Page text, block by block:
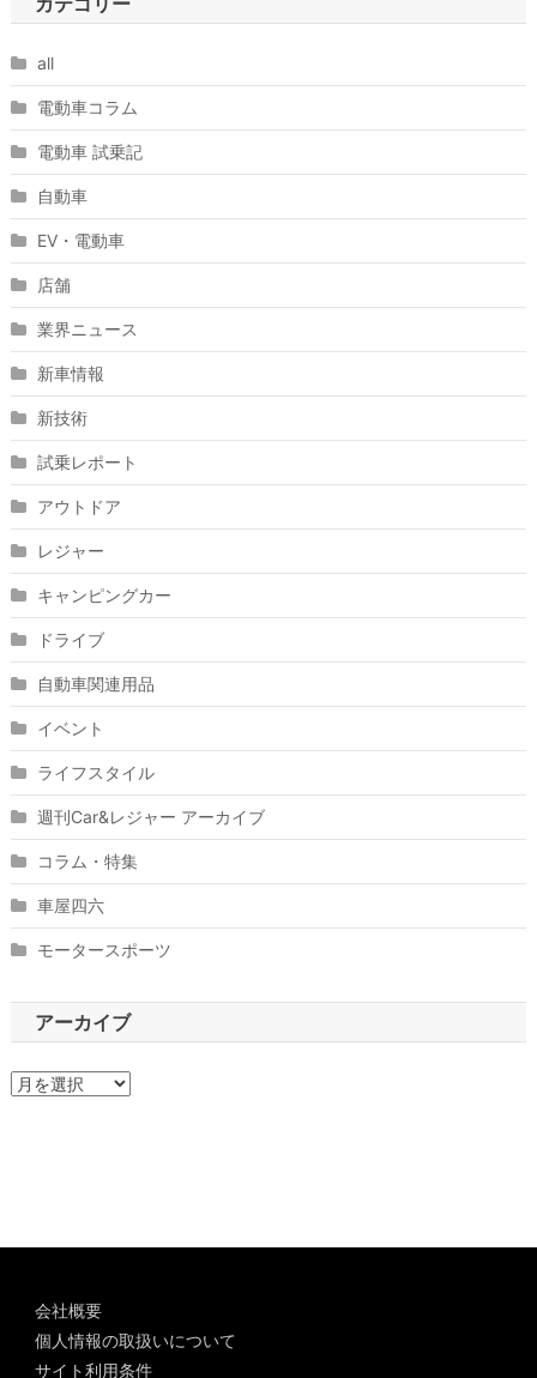
all
電動車コラム
電動車 試乗記
自動車
EV・電動車
店舗
業界ニュース
新車情報
新技術
試乗レポート
アウトドア
レジャー
キャンピングカー
ドライブ
自動車関連用品
イベント
ライフスタイル
週刊Car&レジャー アーカイブ
コラム・特集
車屋四六
モータースポーツ
アーカイブ
ア
会社概要
個人情報の取扱いについて
サイト利用条件